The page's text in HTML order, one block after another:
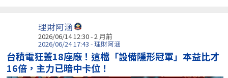
理財阿涵
2026/06/14 12:30 - 2 月前
2026/06/24 17:43 - 理財阿涵
台積電狂蓋18座廠！這檔「設備隱形冠軍」本益比才
16倍，主力已暗中卡位！